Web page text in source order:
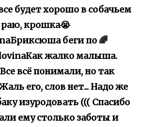
будет хорошо в собачьем
раю, крошка😭
беги по 🌈
жалко малыша.
всё понимали, но так
его, слов нет... Надо же
изуродовать ((( Спасибо
ему столько заботы и